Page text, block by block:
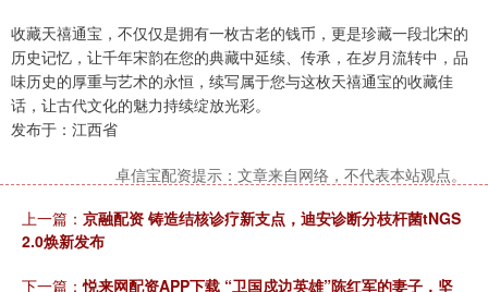
收藏天禧通宝，不仅仅是拥有一枚古老的钱币，更是珍藏一段北宋的
历史记忆，让千年宋韵在您的典藏中延续、传承，在岁月流转中，品
味历史的厚重与艺术的永恒，续写属于您与这枚天禧通宝的收藏佳
话，让古代文化的魅力持续绽放光彩。
发布于：江西省
卓信宝配资提示：文章来自网络，不代表本站观点。
上一篇： 京融配资 铸造结核诊疗新支点，迪安诊断分枝杆菌tNGS
2.0焕新发布
下一篇：悦来网配资APP下载 “卫国戍边英雄”陈红军的妻子，坚